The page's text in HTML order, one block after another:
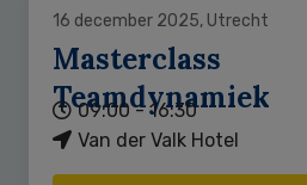
16 december 2025, Utrecht
Masterclass
Teamdynamiek
09:00 - 16:30
Van der Valk Hotel